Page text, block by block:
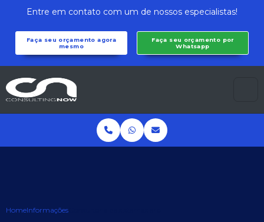
Entre em contato com um de nossos especialistas!
Faça seu orçamento agora
mesmo
Faça seu orçamento por
Whatsapp
HomeInformações